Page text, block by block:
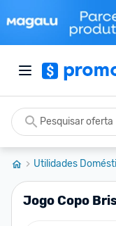
Utilidades
Jogo Copo